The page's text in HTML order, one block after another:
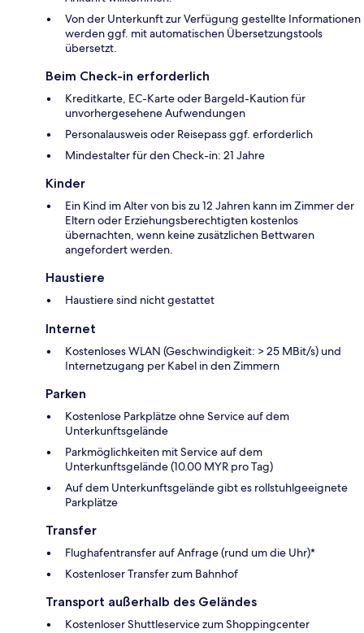
Von der Unterkunft zur Verfügung gestellte Informationen
werden ggf. mit automatischen Übersetzungstools
übersetzt.
Beim Check-in erforderlich
Kreditkarte, EC-Karte oder Bargeld-Kaution für
unvorhergesehene Aufwendungen
Personalausweis oder Reisepass ggf. erforderlich
Mindestalter für den Check-in: 21 Jahre
Kinder
Ein Kind im Alter von bis zu 12 Jahren kann im Zimmer der
Eltern oder Erziehungsberechtigten kostenlos
übernachten, wenn keine zusätzlichen Bettwaren
angefordert werden.
Haustiere
Haustiere sind nicht gestattet
Internet
Kostenloses WLAN (Geschwindigkeit: > 25 MBit/s) und
Internetzugang per Kabel in den Zimmern
Parken
Kostenlose Parkplätze ohne Service auf dem
Unterkunftsgelände
Parkmöglichkeiten mit Service auf dem
Unterkunftsgelände (10.00 MYR pro Tag)
Auf dem Unterkunftsgelände gibt es rollstuhlgeeignete
Parkplätze
Transfer
Flughafentransfer auf Anfrage (rund um die Uhr)*
Kostenloser Transfer zum Bahnhof
Transport außerhalb des Geländes
Kostenloser Shuttleservice zum Shoppingcenter